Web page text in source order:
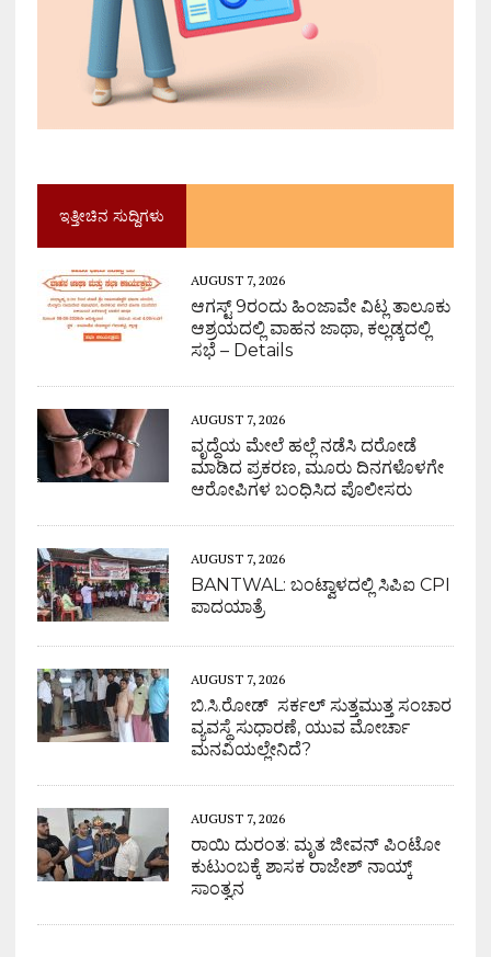
ಇತ್ತೀಚಿನ ಸುದ್ದಿಗಳು
AUGUST 7, 2026
ಆಗಸ್ಟ್ 9ರಂದು ಹಿಂಜಾವೇ ವಿಟ್ಲ ತಾಲೂಕು
ಆಶ್ರಯದಲ್ಲಿ ವಾಹನ ಜಾಥಾ, ಕಲ್ಲಡ್ಕದಲ್ಲಿ
ಸಭೆ – Details
AUGUST 7, 2026
ವೃದ್ಧೆಯ ಮೇಲೆ ಹಲ್ಲೆ ನಡೆಸಿ ದರೋಡೆ
ಮಾಡಿದ ಪ್ರಕರಣ, ಮೂರು ದಿನಗಳೊಳಗೇ
ಆರೋಪಿಗಳ ಬಂಧಿಸಿದ ಪೊಲೀಸರು
AUGUST 7, 2026
BANTWAL: ಬಂಟ್ವಾಳದಲ್ಲಿ ಸಿಪಿಐ CPI
ಪಾದಯಾತ್ರೆ
AUGUST 7, 2026
ಬಿ.ಸಿ.ರೋಡ್ ಸರ್ಕಲ್ ಸುತ್ತಮುತ್ತ ಸಂಚಾರ
ವ್ಯವಸ್ಥೆ ಸುಧಾರಣೆ, ಯುವ ಮೋರ್ಚಾ
ಮನವಿಯಲ್ಲೇನಿದೆ?
AUGUST 7, 2026
ರಾಯಿ ದುರಂತ: ಮೃತ ಜೀವನ್ ಪಿಂಟೋ
ಕುಟುಂಬಕ್ಕೆ ಶಾಸಕ ರಾಜೇಶ್ ನಾಯ್ಕ್
ಸಾಂತ್ವನ